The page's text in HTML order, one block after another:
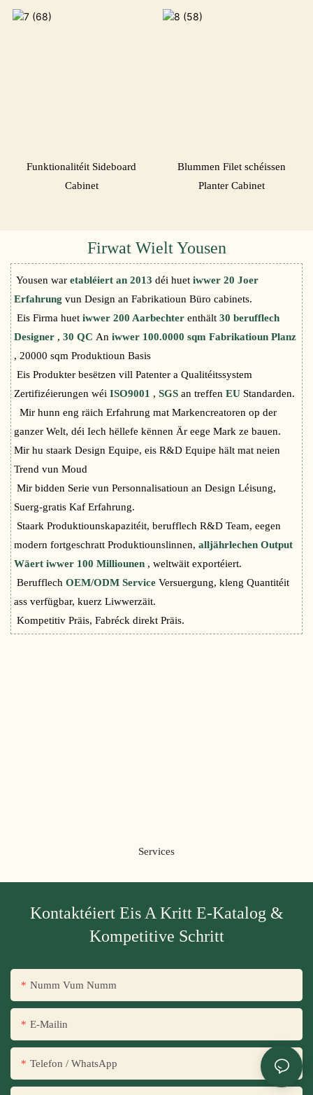
Funktionalitéit Sideboard
Cabinet
Blummen Filet schéissen
Planter Cabinet
Firwat Wielt Yousen
Yousen waretabléiert an 2013déi huetiwwer 20 Joer
Erfahrungvun Design an Fabrikatioun Büro cabinets.
Eis Firma huetiwwer 200 Aarbechterenthält30 berufflech
Designer ,30 QCAniwwer 100.0000 sqm Fabrikatioun Planz
, 20000 sqm Produktioun Basis
Eis Produkter besëtzen vill Patenter a Qualitéitssystem
Zertifizéierungen wéiISO9001 ,SGSan treffenEU Standarden.
Mir hunn eng räich Erfahrung mat Markencreatoren op der
ganzer Welt, déi Iech hëllefe kënnen Är eege Mark ze bauen.
Mir hu staark Design Equipe, eis R&D Equipe hält mat neien
Trend vun Moud
Mir bidden Serie vun Personnalisatioun an Design Léisung,
Suerg-gratis Kaf Erfahrung.
Staark Produktiounskapazitéit, berufflech R&D Team, eegen
modern fortgeschratt Produktiounslinnen,alljährlechen Output
Wäert iwwer 100 Milliounen , weltwäit exportéiert.
BerufflechOEM/ODM ServiceVersuergung, kleng Quantitéit
ass verfügbar, kuerz Liwwerzäit.
Kompetitiv Präis, Fabréck direkt Präis.
Services
Kontaktéiert Eis A Kritt E-Katalog &
Kompetitive Schritt
Numm Vum Numm
E-Mailin
Telefon / WhatsApp